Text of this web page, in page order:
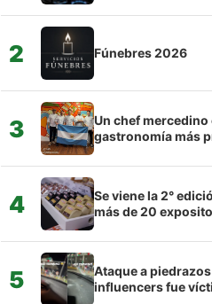
2 Fúnebres 2026
3
Un chef
gastronomía más
4
Se viene la 2°
más de 20
5
Ataque a
influencers fue